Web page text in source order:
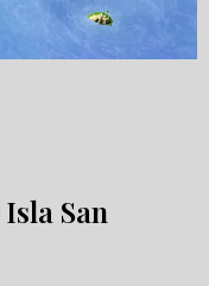
Isla San